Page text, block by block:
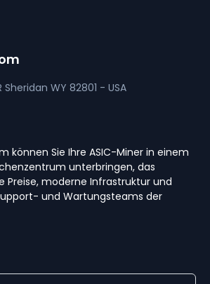
Sheridan WY 82801 - USA
können Sie Ihre ASIC-Miner in einem
unterbringen, das
Preise, moderne Infrastruktur und
und Wartungsteams der